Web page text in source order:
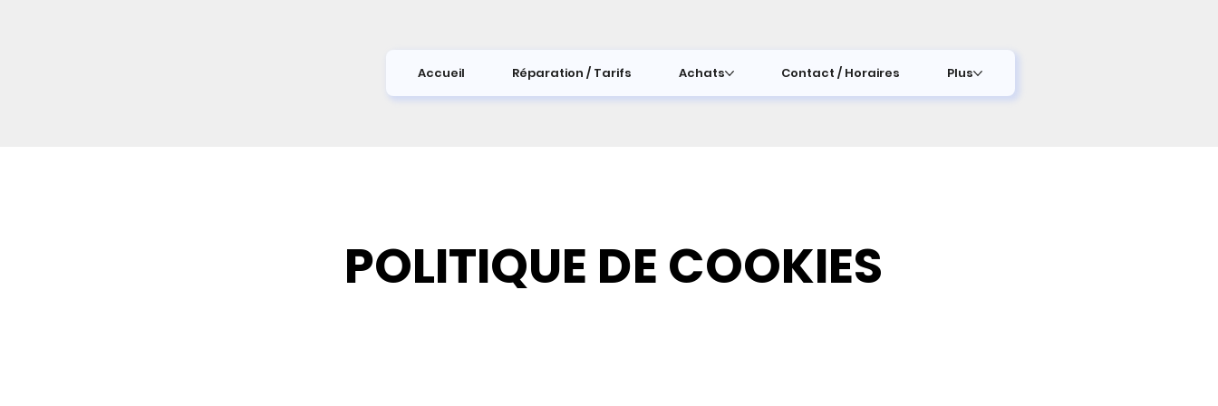
Accueil Réparation / Tarifs Achats Contact / Horaires Plus
POLITIQUE DE COOKIES
POLITIQUE DE COOKIES